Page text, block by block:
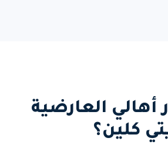
أهالي العارضية
كلين؟